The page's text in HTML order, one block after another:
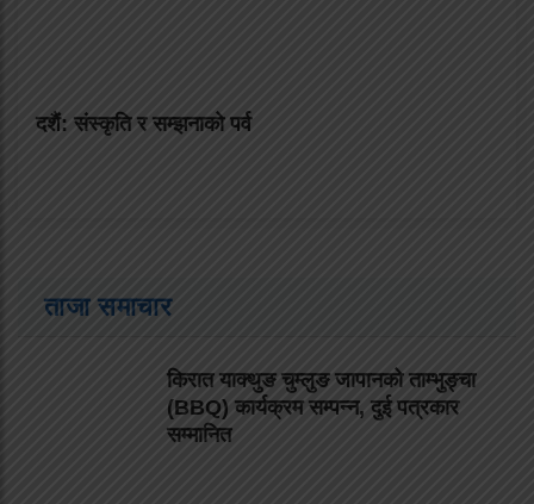
दशैं: संस्कृति र सम्झनाको पर्व
ताजा समाचार
किरात याक्थुङ चुम्लुङ जापानको ताम्भुङ्चा
(BBQ) कार्यक्रम सम्पन्न, दुई पत्रकार
सम्मानित